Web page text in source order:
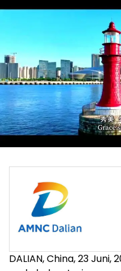
DALIAN, China,23 Juni,